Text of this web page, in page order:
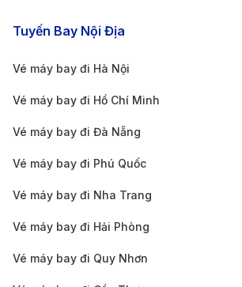
các ứng dụng, giúp chọn lựa
Sử dụng các dịch vụ trực tuyến
các trang web uy tín có thể giúp
sánh giá vé, lựa chọn giờ bay linh
kiếm vé.
Chú ý đến hành lý: Khi bay với
Tuyến Bay Nội Địa
Vé máy bay đi Hà Nội
Vé máy bay đi Hồ Chí Minh
Vé máy bay đi Đà Nẵng
Vé máy bay đi Phú Quốc
Vé máy bay đi Nha Trang
Vé máy bay đi Hải Phòng
Vé máy bay đi Quy Nhơn